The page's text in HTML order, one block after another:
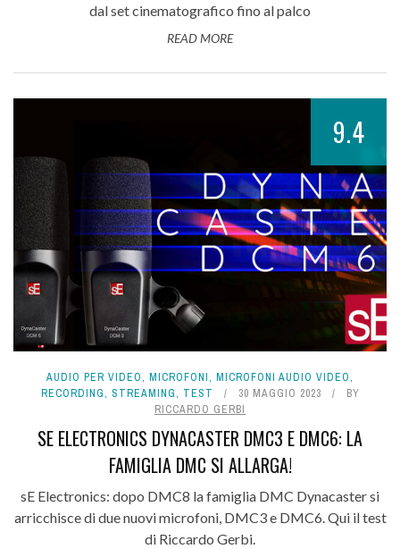
dal set cinematografico fino al palco
READ MORE
9.4
AUDIO PER VIDEO, MICROFONI, MICROFONI AUDIO VIDEO,
RECORDING, STREAMING, TEST 30 MAGGIO 2023
BY
RICCARDO GERBI
SE ELECTRONICS DYNACASTER DMC3 E DMC6: LA
FAMIGLIA DMC SI ALLARGA!
sE Electronics: dopo DMC8 la famiglia DMC Dynacaster si
arricchisce di due nuovi microfoni, DMC3 e DMC6. Qui il test
di Riccardo Gerbi.